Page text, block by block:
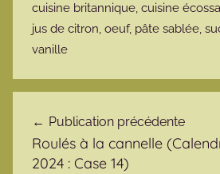
cuisine britannique, cuisine
jus de citron, oeuf, pâte sablée,
vanille
Publication précédente
Roulés à la cannelle
2024 : Case 14)